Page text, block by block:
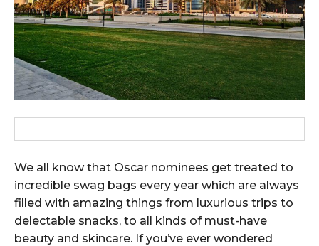
We all know that Oscar nominees get treated to
incredible swag bags every year which are always
filled with amazing things from luxurious trips to
delectable snacks, to all kinds of must-have
beauty and skincare. If you’ve ever wondered